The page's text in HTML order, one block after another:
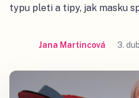
typu pleti a tipy, jak masku
Jana Martincová 3.